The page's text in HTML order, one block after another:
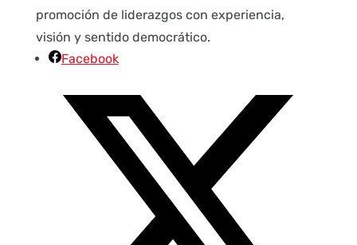
promoción de liderazgos con experiencia,
visión y sentido democrático.
Facebook